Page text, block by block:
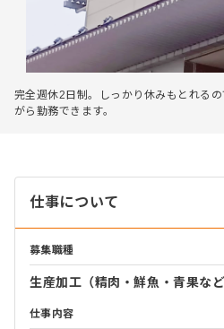
完全週休2日制。しっかり休みもとれる
がら勤務できます。
仕事について
募集職種
生産加工（精肉・鮮魚・青果など
仕事内容